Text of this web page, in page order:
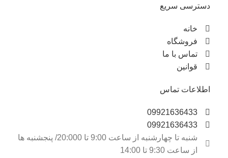
دسترسی سریع
خانه
فروشگاه
تماس با ما
قوانین
اطلاعات تماس
09921636433
09921636433
شنبه تا چهارشنبه از ساعت 9:00 تا 20:000/ پنجشنبه ها
از ساعت 9:30 تا 14:00